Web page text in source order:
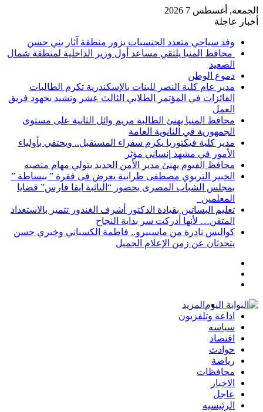
الجمعة, أغسطس 7 2026
أخبار عاجلة
وفد سياحي متعدد الجنسيات يزور منطقة آثار بني حسن
محافظ المنيا يلتقي مساعد أول وزير الداخلية لمنطقة شمال
الصعيد
دموع الوطن
مدير عام كلية النصر للبنات بالإسكندرية تكرم الطالبات
الفائزات في المؤتمر الطلابي الثالث عشر وتشيد بجهود فريق
العمل
محافظ المنيا يهنئ الطالبة مريم وائل الثانية على مستوى
الجمهورية في الثانوية العامة
مدير كلية فيكتوريا يكرم سفراء المستقبل.. ويحتفي بأولياء
الأمور في مشهد إنساني مؤثر
محافظ الفيوم يهنئ مدير الأمن الجديد بتولي مهام منصبه
الخبير التربوي مصطفى طرابية يعرض فى فقرة ” ببساطة ”
بمجلس الشباب المصرى بحضور “النائبة ايفا فارس” قضايا
المعلمين
تعليم البساتين بقيادة الدكتور أشرف الغندور تتميز بالاستعداد
المتقن… لأنها أدركت سر بداية النجاح
كواليس نادرة من ماسبيرو.. فاطمة الكسباني وخيري حسن
يتحدثان عن زمن الإعلام الجميل
المزيد
اذاعة وتلفزيون
سياسه
اقتصاد
حوادث
رياضة
محافظات
الاخبار
عاجل
الرئيسيه